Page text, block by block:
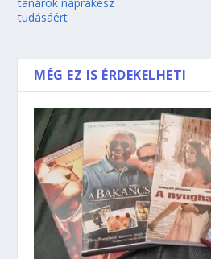
tudásáért
MÉG EZ IS ÉRDEKELHETI